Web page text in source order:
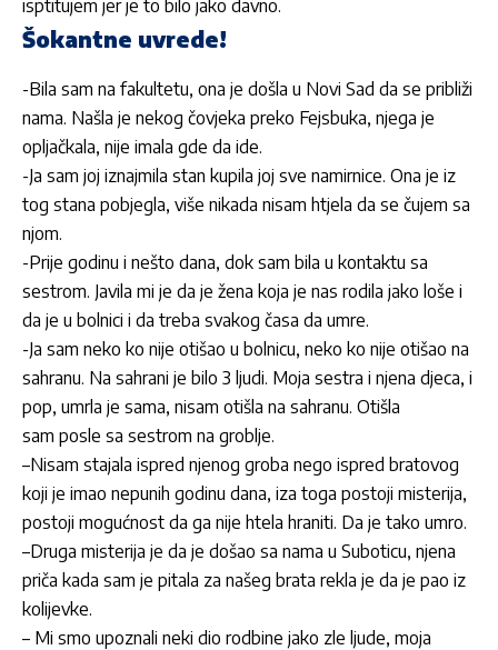
isptitujem jer je to bilo jako davno.
Šokantne uvrede!
-Bila sam na fakultetu, ona je došla u Novi Sad da se približi
nama. Našla je nekog čovjeka preko Fejsbuka, njega je
opljačkala, nije imala gde da ide.
-Ja sam joj iznajmila stan kupila joj sve namirnice. Ona je iz
tog stana pobjegla, više nikada nisam htjela da se čujem sa
njom.
-Prije godinu i nešto dana, dok sam bila u kontaktu sa
sestrom. Javila mi je da je žena koja je nas rodila jako loše i
da je u bolnici i da treba svakog časa da umre.
-Ja sam neko ko nije otišao u bolnicu, neko ko nije otišao na
sahranu. Na sahrani je bilo 3 ljudi. Moja sestra i njena djeca, i
pop, umrla je sama, nisam otišla na sahranu. Otišla
sam posle sa sestrom na groblje.
–Nisam stajala ispred njenog groba nego ispred bratovog
koji je imao nepunih godinu dana, iza toga postoji misterija,
postoji mogućnost da ga nije htela hraniti. Da je tako umro.
–Druga misterija je da je došao sa nama u Suboticu, njena
priča kada sam je pitala za našeg brata rekla je da je pao iz
kolijevke.
– Mi smo upoznali neki dio rodbine jako zle ljude, moja